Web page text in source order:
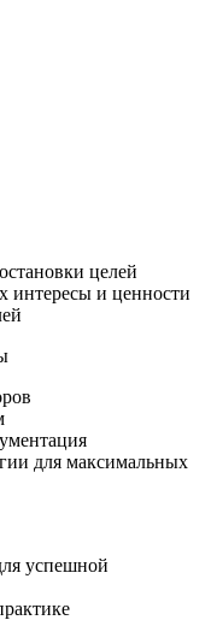
целей
и ценности
для максимальных
успешной